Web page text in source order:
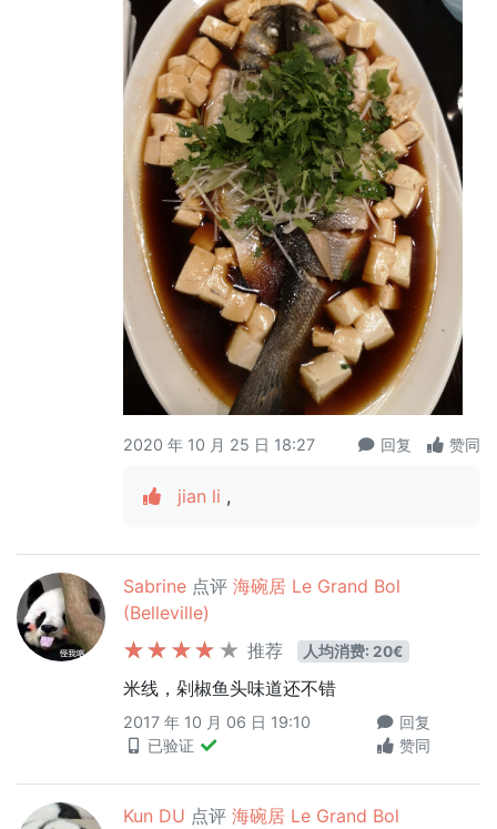
2020 年 10 月 25 日 18:27 回复 赞同
jian li ,
Sabrine 点评 海碗居 Le Grand Bol
(Belleville)
推荐
人均消费: 20€
米线，剁椒鱼头味道还不错
2017 年 10 月 06 日 19:10
已验证
回复
赞同
Kun DU 点评 海碗居 Le Grand Bol